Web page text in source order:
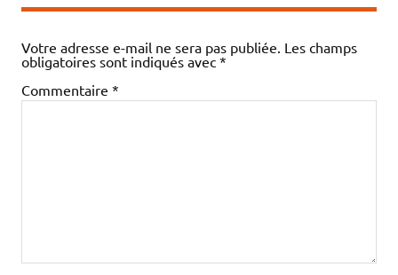
Votre adresse e-mail ne sera pas publiée. Les champs
obligatoires sont indiqués avec *
Commentaire *